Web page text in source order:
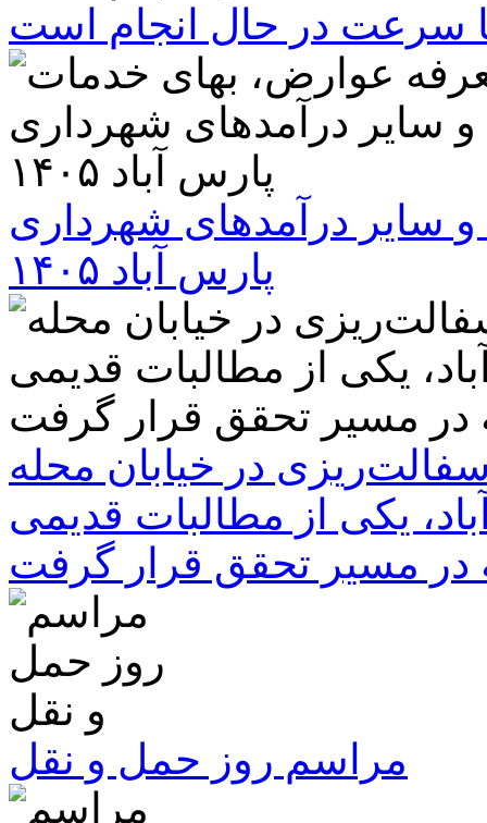
سرعت در حال انجام است
سایر درآمدهای شهرداری
پارس آباد ۱۴۰۵
در خیابان محله
یکی از مطالبات قدیمی
در مسیر تحقق قرار گرفت
مراسم روز حمل و نقل